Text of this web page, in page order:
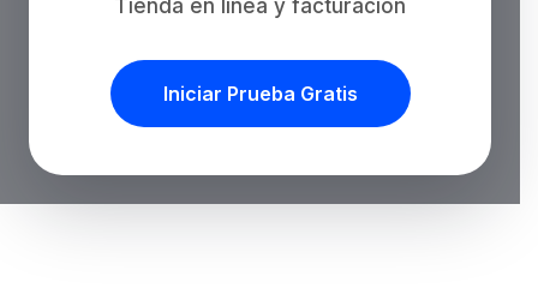
Tienda en línea y facturación
Iniciar Prueba Gratis